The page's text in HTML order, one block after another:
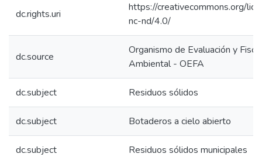
dc.rights.uri
https://creativecommons.org/
nc-nd/4.0/
dc.source
Organismo de Evaluación y
Ambiental - OEFA
dc.subject Residuos sólidos
dc.subject Botaderos a cielo abierto
dc.subject Residuos sólidos municipales